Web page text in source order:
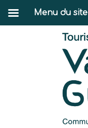
Menu du site